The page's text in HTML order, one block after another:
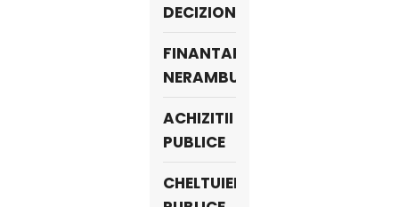
DECIZIONALĂ
FINANTARI
NERAMBURSABILE
ACHIZITII
PUBLICE
CHELTUIELI